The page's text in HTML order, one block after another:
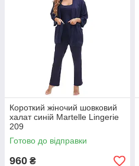
Короткий жіночий шовковий
халат синій Martelle Lingerie
209
Готово до відправки
960 ₴